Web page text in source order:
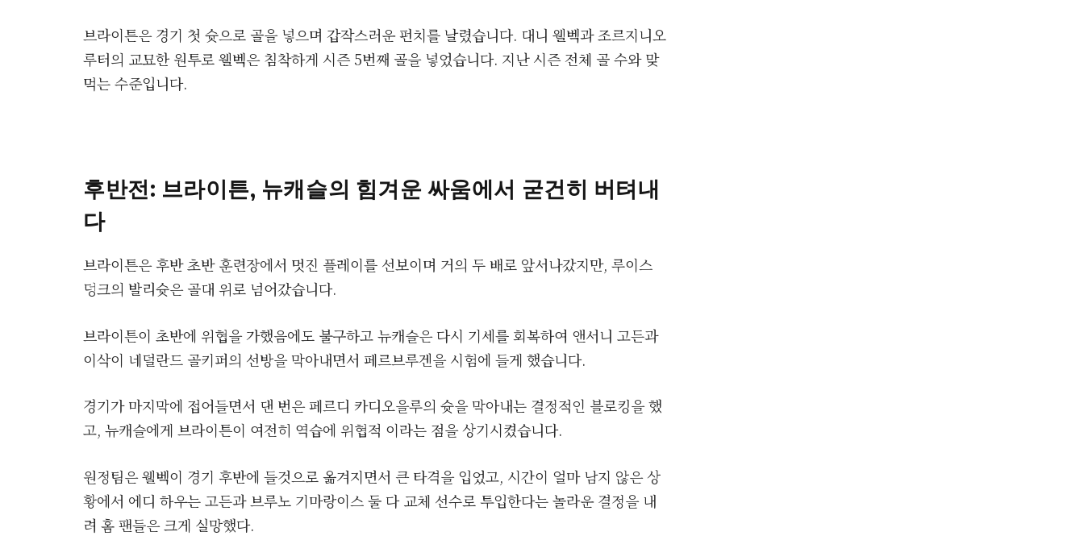
브라이튼은 경기 첫 슛으로 골을 넣으며 갑작스러운 펀치를 날렸습니다. 대니 웰벡과 조르지니오
루터의 교묘한 원투로 웰벡은 침착하게 시즌 5번째 골을 넣었습니다. 지난 시즌 전체 골 수와 맞
먹는 수준입니다.
후반전: 브라이튼, 뉴캐슬의 힘겨운 싸움에서 굳건히 버텨내
다
브라이튼은 후반 초반 훈련장에서 멋진 플레이를 선보이며 거의 두 배로 앞서나갔지만, 루이스
덩크의 발리슛은 골대 위로 넘어갔습니다.
브라이튼이 초반에 위협을 가했음에도 불구하고 뉴캐슬은 다시 기세를 회복하여 앤서니 고든과
이삭이 네덜란드 골키퍼의 선방을 막아내면서 페르브루겐을 시험에 들게 했습니다.
경기가 마지막에 접어들면서 댄 번은 페르디 카디오을루의 슛을 막아내는 결정적인 블로킹을 했
고, 뉴캐슬에게 브라이튼이 여전히 역습에 위협적 이라는 점을 상기시켰습니다.
원정팀은 웰벡이 경기 후반에 들것으로 옮겨지면서 큰 타격을 입었고, 시간이 얼마 남지 않은 상
황에서 에디 하우는 고든과 브루노 기마랑이스 둘 다 교체 선수로 투입한다는 놀라운 결정을 내
려 홈 팬들은 크게 실망했다.